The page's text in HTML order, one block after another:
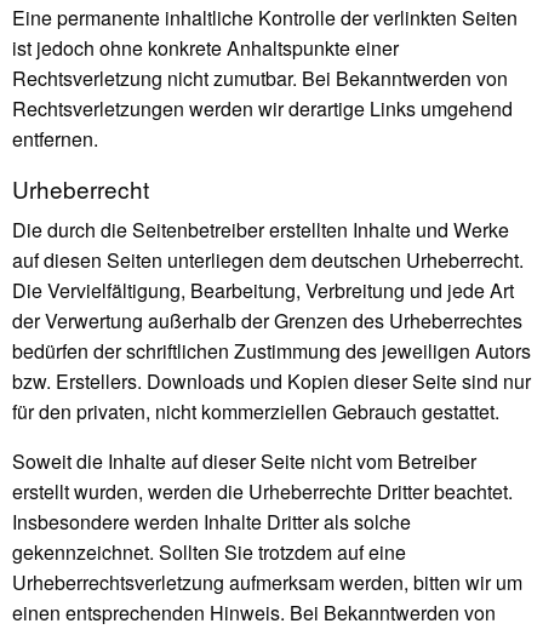
Eine permanente inhaltliche Kontrolle der verlinkten Seiten
ist jedoch ohne konkrete Anhaltspunkte einer
Rechtsverletzung nicht zumutbar. Bei Bekanntwerden von
Rechtsverletzungen werden wir derartige Links umgehend
entfernen.
Urheberrecht
Die durch die Seitenbetreiber erstellten Inhalte und Werke
auf diesen Seiten unterliegen dem deutschen Urheberrecht.
Die Vervielfältigung, Bearbeitung, Verbreitung und jede Art
der Verwertung außerhalb der Grenzen des Urheberrechtes
bedürfen der schriftlichen Zustimmung des jeweiligen Autors
bzw. Erstellers. Downloads und Kopien dieser Seite sind nur
für den privaten, nicht kommerziellen Gebrauch gestattet.
Soweit die Inhalte auf dieser Seite nicht vom Betreiber
erstellt wurden, werden die Urheberrechte Dritter beachtet.
Insbesondere werden Inhalte Dritter als solche
gekennzeichnet. Sollten Sie trotzdem auf eine
Urheberrechtsverletzung aufmerksam werden, bitten wir um
einen entsprechenden Hinweis. Bei Bekanntwerden von